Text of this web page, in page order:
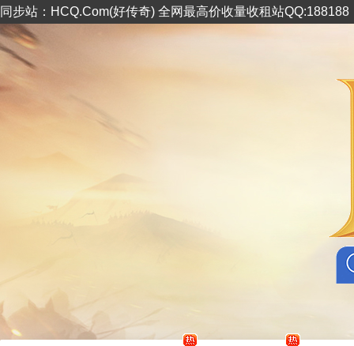
同步站：HCQ.Com(好传奇) 全网最高价收量收租站